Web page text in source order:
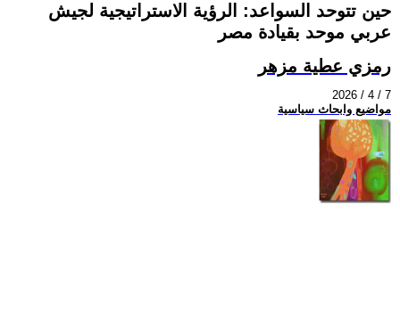
حين تتوحد السواعد: الرؤية الاستراتيجية لجيش
عربي موحد بقيادة مصر
رمزي عطية مزهر
2026 / 4 / 7
مواضيع وابحاث سياسية